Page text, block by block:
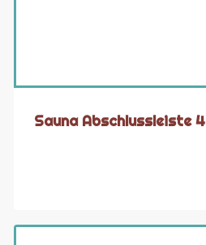
Sauna Abschlussleiste